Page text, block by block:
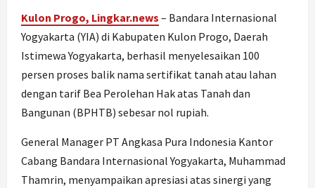
Kulon Progo, Lingkar.news – Bandara Internasional
Yogyakarta (YIA) di Kabupaten Kulon Progo, Daerah
Istimewa Yogyakarta, berhasil menyelesaikan 100
persen proses balik nama sertifikat tanah atau lahan
dengan tarif Bea Perolehan Hak atas Tanah dan
Bangunan (BPHTB) sebesar nol rupiah.
General Manager PT Angkasa Pura Indonesia Kantor
Cabang Bandara Internasional Yogyakarta, Muhammad
Thamrin, menyampaikan apresiasi atas sinergi yang